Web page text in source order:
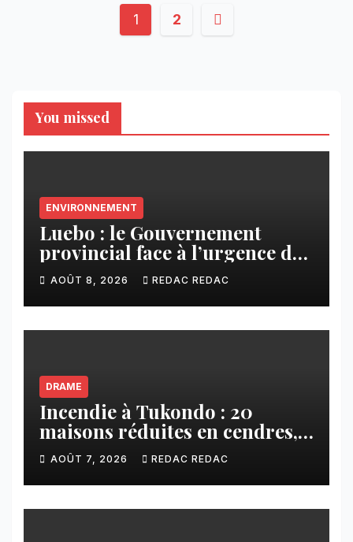
Pagination
1 2
You missed
ENVIRONNEMENT
Luebo : le Gouvernement
provincial face à l’urgence des
érosions qui menacent la cité
AOÛT 8, 2026 REDAC REDAC
DRAME
Incendie à Tukondo : 20
maisons réduites en cendres,
plusieurs familles sans abri
AOÛT 7, 2026 REDAC REDAC